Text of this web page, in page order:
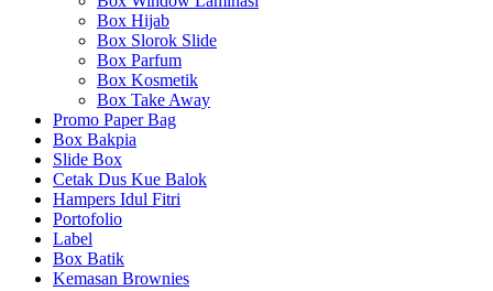
Box Hijab
Box Slorok Slide
Box Parfum
Box Kosmetik
Box Take Away
Promo Paper Bag
Box Bakpia
Slide Box
Cetak Dus Kue Balok
Hampers Idul Fitri
Portofolio
Label
Box Batik
Kemasan Brownies